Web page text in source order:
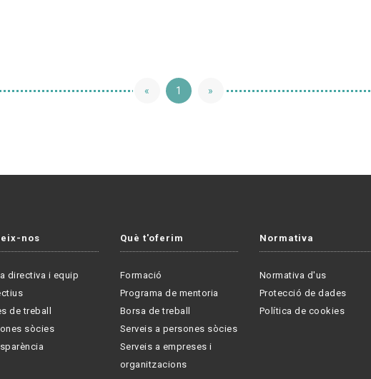
« 1 »
nos
directiva i equip
de treball
sòcies
Què t'oferim
Formació
Programa de mentoria
Borsa de treball
Serveis a persones sòcies
Serveis a empreses i
organitzacions
Normativa
Normativa d'us
Protecció de dades
Política de cookies